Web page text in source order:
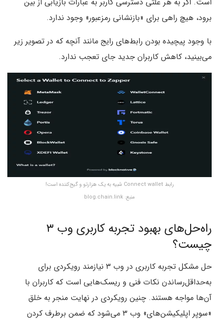
برود، هیچ راهی برای «بازنشانی رمزعبور» وجود ندارد.
با وجود پیچیده بودن رابط‌های رایج مانند آنچه که در تصویر زیر
می‌بینید، کاهش کاربران جدید جای تعجب ندارد.
رابط‌ Connect wallet شبیه به یک هزارتو و گیج‌کننده است!
منبع: blog.chain.link
راه‌حل‌های بهبود تجربه کاربری وب ۳
چیست؟
حل مشکل تجربه کاربری در وب ۳ نیازمند رویکردی برای
به‌حداقل‌رساندن نکات فنی و ریسک‌هایی است که کاربران با
آن‌ها مواجه هستند. چنین رویکردی در نهایت منجر به خلق
«سوپر اپلیکیشن‌های» وب ۳ می‌شود که ضمن برطرف کردن